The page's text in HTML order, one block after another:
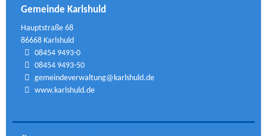
Gemeinde Karlshuld
Hauptstraße 68
86668 Karlshuld
08454 9493-0
08454 9493-50
gemeindeverwaltung@karlshuld.de
www.karlshuld.de